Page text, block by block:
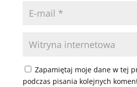
Zapamiętaj moje dane w tej
podczas pisania kolejnych